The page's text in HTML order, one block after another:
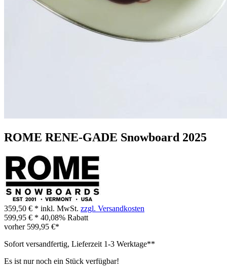
ROME RENE-GADE Snowboard 2025
359,50 € * inkl. MwSt. zzgl. Versandkosten
599,95 € * 40,08% Rabatt
vorher 599,95 €*
Sofort versandfertig, Lieferzeit 1-3 Werktage**
Es ist nur noch ein Stück verfügbar!